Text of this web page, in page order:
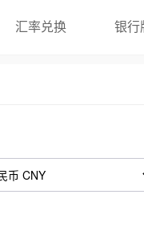
汇率兑换 银行